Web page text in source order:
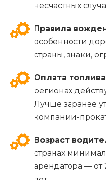
несчастных
Правила
особенности
страны, знаки,
Оплата
регионах
Лучше заранее
компании-
Возраст
странах
арендатора — от